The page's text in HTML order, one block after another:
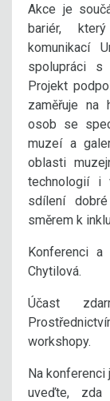
Akce je
bariér,
komunikací
spolupráci s
Projekt
zaměřuje na
osob se
muzeí a
oblasti
technologií i
sdílení
směrem k
Konferenci a
Chytilová.
Účast
workshopy.
Na konferenci
uveďte, zda